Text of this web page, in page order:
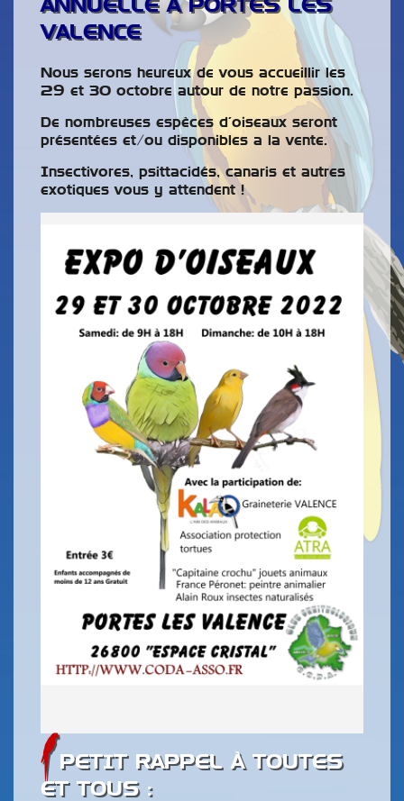
ANNUELLE A PORTES LES
VALENCE
Nous serons heureux de vous accueillir les
29 et 30 octobre autour de notre passion.
De nombreuses espèces d’oiseaux seront
présentées et/ou disponibles a la vente.
Insectivores, psittacidés, canaris et autres
exotiques vous y attendent !
PETIT RAPPEL À TOUTES
ET TOUS :